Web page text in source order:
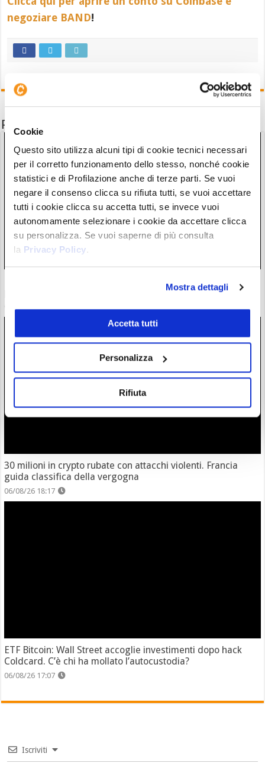
Cookie
Questo sito utilizza alcuni tipi di cookie tecnici necessari
per il corretto funzionamento dello stesso, nonché cookie
statistici e di Profilazione anche di terze parti. Se vuoi
negare il consenso clicca su rifiuta tutti, se vuoi accettare
tutti i cookie clicca su accetta tutti, se invece vuoi
autonomamente selezionare i cookie da accettare clicca
su personalizza. Se vuoi saperne di più consulta
la Privacy Policy.
Mostra dettagli
Accetta tutti
Personalizza
Rifiuta
negoziare BAND!
Potrebbe interessarti anche
Bybit EU ottiene licenza EMI in Bybit Payments GmbH per
30 milioni in crypto rubate con attacchi violenti. Francia
guida classifica della vergogna
06/08/26 18:17
ETF Bitcoin: Wall Street accoglie investimenti dopo hack
Coldcard. C’è chi ha mollato l’autocustodia?
06/08/26 17:07
Iscriviti